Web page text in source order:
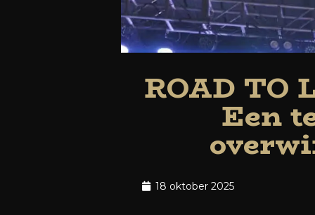
ROAD TO
Een
18 oktober 2025